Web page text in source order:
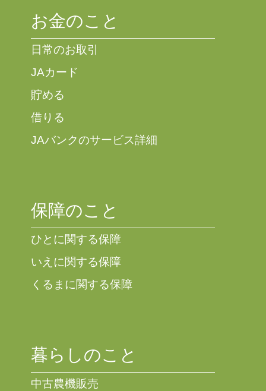
お金のこと
日常のお取引
JAカード
貯める
借りる
JAバンクのサービス詳細
保障のこと
ひとに関する保障
いえに関する保障
くるまに関する保障
暮らしのこと
中古農機販売